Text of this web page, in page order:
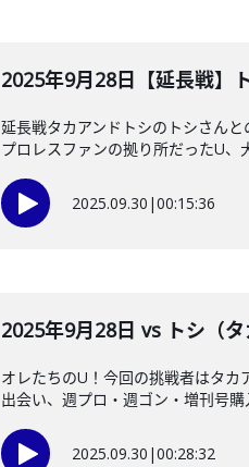
2025年9月28日【延長戦】
延長戦タカアンドトシのトシさん
プロレスファンの拠り所だったU、
2025.09.30 |00:15:36
2025年9月28日 vs トシ（タ
オレたちのU！今回の挑戦者はタ
出会い、週プロ・週ゴン・増刊号
2025.09.30 |00:28:32